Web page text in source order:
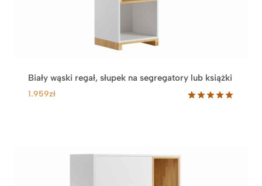
Biały wąski regał, słupek na segregatory lub książki
1.959zł